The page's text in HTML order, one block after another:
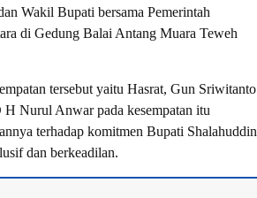
Wakil Bupati bersama Pemerintah
di Gedung Balai Antang Muara Teweh
tersebut yaitu Hasrat, Gun Sriwitanto
Nurul Anwar pada kesempatan itu
terhadap komitmen Bupati Shalahuddin
dan berkeadilan.